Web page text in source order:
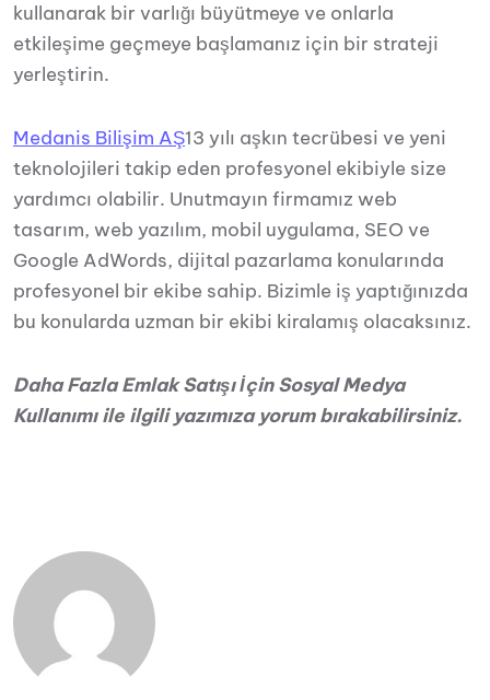
kullanarak bir varlığı büyütmeye ve onlarla
etkileşime geçmeye başlamanız için bir strateji
yerleştirin.
Medanis Bilişim AŞ13 yılı aşkın tecrübesi ve yeni
teknolojileri takip eden profesyonel ekibiyle size
yardımcı olabilir. Unutmayın firmamız web
tasarım, web yazılım, mobil uygulama, SEO ve
Google AdWords, dijital pazarlama konularında
profesyonel bir ekibe sahip. Bizimle iş yaptığınızda
bu konularda uzman bir ekibi kiralamış olacaksınız.
Daha Fazla Emlak Satışı İçin Sosyal Medya
Kullanımı ile ilgili yazımıza yorum bırakabilirsiniz.